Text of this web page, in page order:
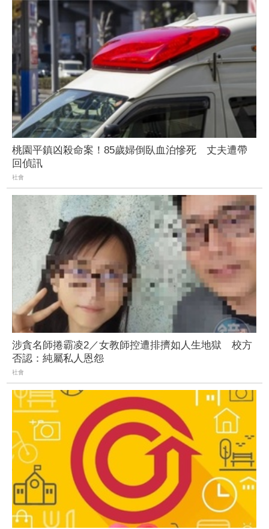
桃園平鎮凶殺命案！85歲婦倒臥血泊慘死 丈夫遭帶
回偵訊
社會
涉貪名師捲霸凌2／女教師控遭排擠如人生地獄 校方
否認：純屬私人恩怨
社會